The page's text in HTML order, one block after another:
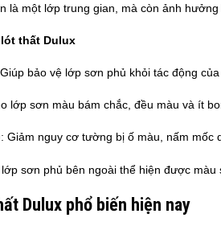
là một lớp trung gian, mà còn ảnh
thất Dulux
bảo vệ lớp sơn phủ khỏi tác động
lớp sơn màu bám chắc, đều màu và ít
Giảm nguy cơ tường bị ố màu, nấm mốc
sơn phủ bên ngoài thể hiện được màu
Dulux phổ biến hiện nay